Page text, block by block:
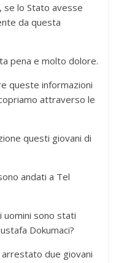
lo Stato avesse
da questa
pena e molto dolore.
queste informazioni
attraverso le
questi giovani di
andati a Tel
uomini sono stati
Dokumaci?
arrestato due giovani